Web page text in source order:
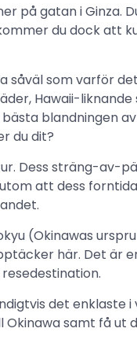
på gatan i Ginza.
du dock att
såväl som varför
Hawaii-liknande
blandningen
du dit?
Dess sträng-av-
att dess
(Okinawas
här. Det är
det enklaste i
samt få ut